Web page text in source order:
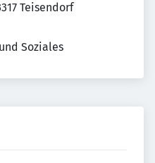
Teisendorf
Soziales